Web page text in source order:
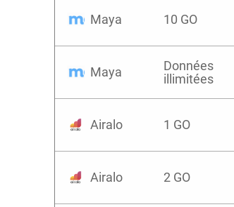
Maya 10 GO
Maya
Données
illimitées
Airalo 1 GO
Airalo 2 GO